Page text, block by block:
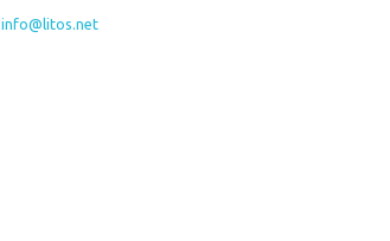
info@litos.net